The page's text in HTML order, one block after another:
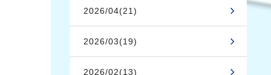
2026/04(21)
2026/03(19)
2026/02(13)